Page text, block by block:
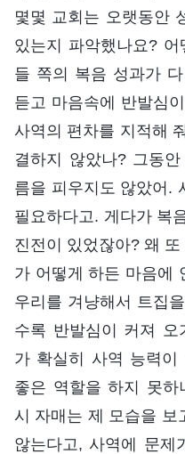
몇몇 교회는 오랫동안
있는지 파악했나요?
들 쪽의 복음 성과가
듣고 마음속에 반발심
사역의 편차를 지적해
결하지 않았나? 그동
름을 피우지도 않았어.
필요하다고. 게다가 복
진전이 있었잖아? 왜
가 어떻게 하든 마음에
우리를 겨냥해서 트집
수록 반발심이 커져 오
가 확실히 사역 능력이
좋은 역할을 하지 못하
시 자매는 제 모습을 보
않는다고, 사역에 문제